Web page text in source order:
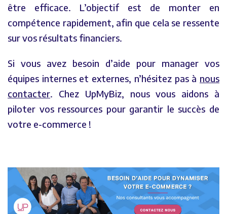
être efficace. L’objectif est de monter en
compétence rapidement, afin que cela se ressente
sur vos résultats financiers.
Si vous avez besoin d’aide pour manager vos
équipes internes et externes, n’hésitez pas à nous
contacter. Chez UpMyBiz, nous vous aidons à
piloter vos ressources pour garantir le succès de
votre e-commerce !